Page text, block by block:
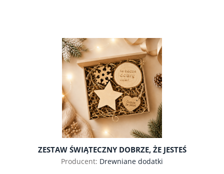
do koszyka
ZESTAW ŚWIĄTECZNY DOBRZE, ŻE JESTEŚ
Producent: Drewniane dodatki